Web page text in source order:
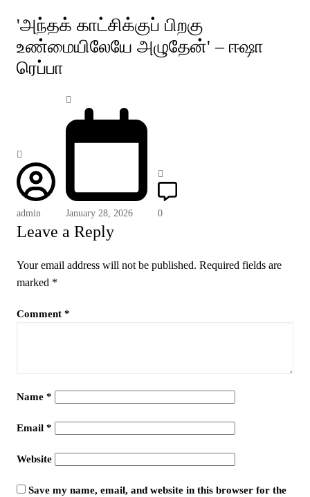
'அந்தக் காட்சிக்குப் பிறகு
உண்மையிலேயே அழுதேன்' – ஈஷா
ரெப்பா
admin January 28, 2026 0
Leave a Reply
Your email address will not be published. Required fields are
marked *
Comment *
Name *
Email *
Website
Save my name, email, and website in this browser for the